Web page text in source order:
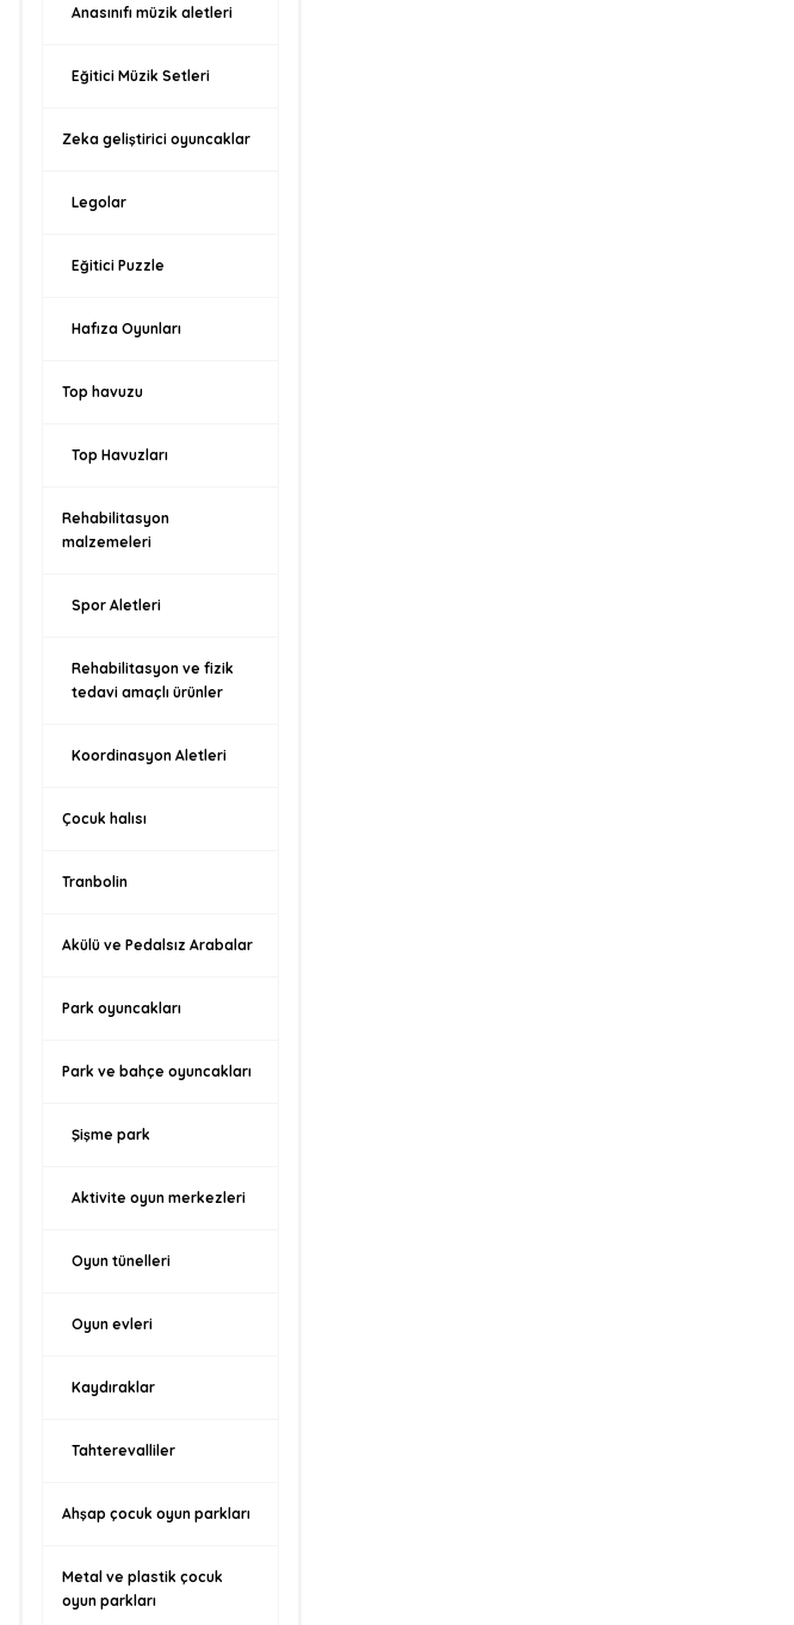
Anasınıfı müzik aletleri
Eğitici Müzik Setleri
Zeka geliştirici oyuncaklar
Legolar
Eğitici Puzzle
Hafıza Oyunları
Top havuzu
Top Havuzları
Rehabilitasyon
malzemeleri
Spor Aletleri
Rehabilitasyon ve fizik
tedavi amaçlı ürünler
Koordinasyon Aletleri
Çocuk halısı
Tranbolin
Akülü ve Pedalsız Arabalar
Park oyuncakları
Park ve bahçe oyuncakları
Şişme park
Aktivite oyun merkezleri
Oyun tünelleri
Oyun evleri
Kaydıraklar
Tahterevalliler
Ahşap çocuk oyun parkları
Metal ve plastik çocuk
oyun parkları